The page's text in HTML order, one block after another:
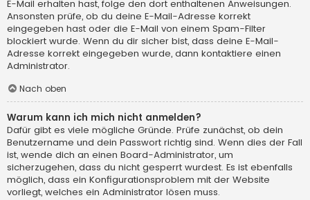
E-Mail erhalten hast, folge den dort enthaltenen Anweisungen.
Ansonsten prüfe, ob du deine E-Mail-Adresse korrekt
eingegeben hast oder die E-Mail von einem Spam-Filter
blockiert wurde. Wenn du dir sicher bist, dass deine E-Mail-
Adresse korrekt eingegeben wurde, dann kontaktiere einen
Administrator.
Nach oben
Warum kann ich mich nicht anmelden?
Dafür gibt es viele mögliche Gründe. Prüfe zunächst, ob dein
Benutzername und dein Passwort richtig sind. Wenn dies der Fall
ist, wende dich an einen Board-Administrator, um
sicherzugehen, dass du nicht gesperrt wurdest. Es ist ebenfalls
möglich, dass ein Konfigurationsproblem mit der Website
vorliegt, welches ein Administrator lösen muss.